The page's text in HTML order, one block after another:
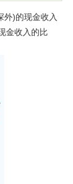
外)的现金收入
金收入的比